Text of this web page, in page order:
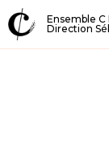
Ensemble C
Direction